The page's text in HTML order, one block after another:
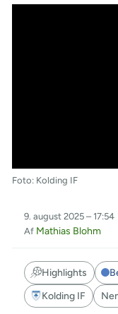
Foto: Kolding IF
9. august 2025 – 17:54
Af Mathias Blohm
Highlights
Kolding IF